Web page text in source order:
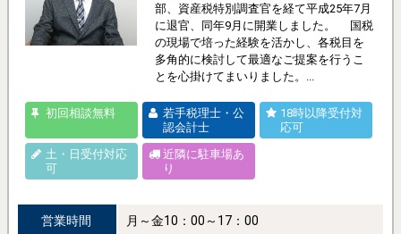
部、資産税特別調査官を経て平成25年7月
に退官、同年9月に開業しました。 国税
の現場で培った経験を活かし、各税目を
多角的に検討して最適なご提案を行うこ
とを心掛けてまいりました。...
初回相談無料
若手税理士・公
認会計士
18時以降受付対
応可
土・日受付対応
可
近隣に駐車場あ
り
営業時間 月～金10：00～17：00